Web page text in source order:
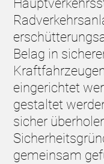
Belag in
eingerichtet
gestaltet
sicher
gemeinsam